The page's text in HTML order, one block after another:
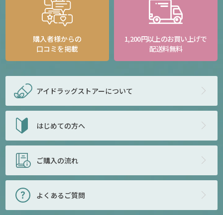
購入者様からの
口コミを掲載
1,200円以上のお買い上げで
配送料無料
アイドラッグストアーについて
はじめての方へ
ご購入の流れ
よくあるご質問